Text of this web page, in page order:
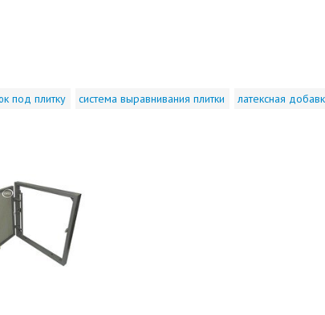
под плитку система выравнивания плитки латексная